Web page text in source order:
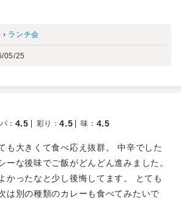
› ランチ会
05/25
： 4.5 彩り ：4.5 味 ： 4.5
も大きくて食べ応え抜群。 中辛でした
ーな後味でご飯がどんどん進みました。
かったなと少し後悔してます。 とても
は別の種類のカレーも食べてみたいで